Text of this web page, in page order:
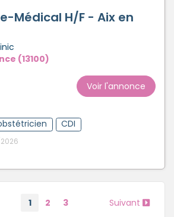
Médical H/F - Aix en
(13100)
Voir l'annonce
CDI
1 2 3 Suivant